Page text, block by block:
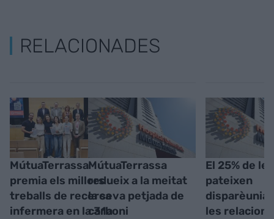
RELACIONADES
MútuaTerrassa
premia els millors
treballs de recerca
infermera en la 31a
MútuaTerrassa
redueix a la meitat
la seva petjada de
carboni
El 25% de
pateixen
disparèunia
les relacions